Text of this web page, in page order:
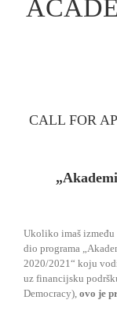
CALL FOR
Ukoliko imaš
dio programa
2020/2021“ koju
uz financijsku
Democracy), ovo je